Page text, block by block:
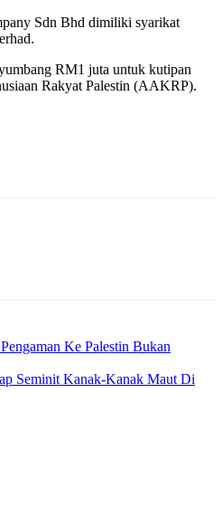
Sdn Bhd dimiliki syarikat
RM1 juta untuk kutipan
Rakyat Palestin (AAKRP).
Ke Palestin Bukan
Seminit Kanak-Kanak Maut Di